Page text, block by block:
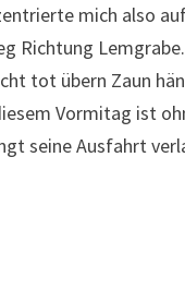
mich also
Richtung
tot übern Zaun
Vormitag ist
seine Ausfahrt